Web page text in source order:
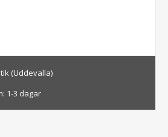
(Uddevalla)
1-3 dagar